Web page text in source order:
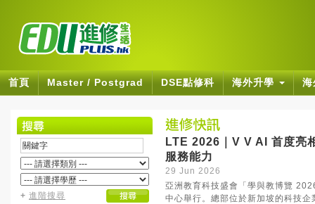
首頁 Master / Postgrad DSE點修科 海外升學
+ 進階搜尋
LTE 2026｜V V AI 首度亮
服務能力
29 Jun 2026
亞洲教育科技盛會「學與教博覽
中心舉行。總部位於新加坡的科技